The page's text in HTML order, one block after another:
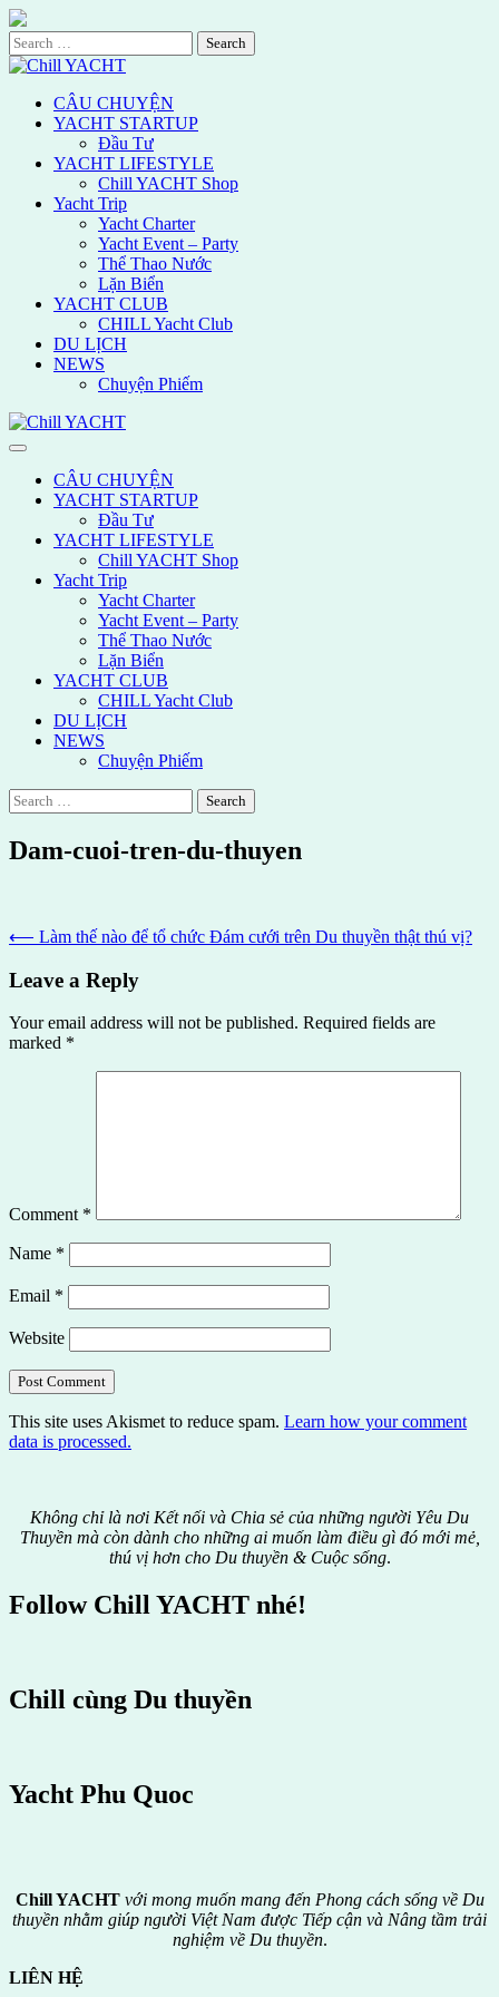
Skip
to
content
Search
for:
CÂU CHUYỆN
YACHT STARTUP
Đầu Tư
YACHT LIFESTYLE
Chill YACHT Shop
Yacht Trip
Yacht Charter
Yacht Event – Party
Thể Thao Nước
Lặn Biển
YACHT CLUB
CHILL Yacht Club
DU LỊCH
NEWS
Chuyện Phiếm
CÂU CHUYỆN
YACHT STARTUP
Đầu Tư
YACHT LIFESTYLE
Chill YACHT Shop
Yacht Trip
Yacht Charter
Yacht Event – Party
Thể Thao Nước
Lặn Biển
YACHT CLUB
CHILL Yacht Club
DU LỊCH
NEWS
Chuyện Phiếm
Search
for:
Dam-cuoi-tren-du-thuyen
Post
navigation
⟵ Làm thế nào để tổ chức Đám cưới trên Du thuyền thật thú vị?
Leave a Reply
Your email address will not be published. Required fields are
marked *
Comment *
Name *
Email *
Website
This site uses Akismet to reduce spam. Learn how your comment
data is processed.
Không chỉ là nơi Kết nối và Chia sẻ của những người Yêu Du
Thuyền mà còn dành cho những ai muốn làm điều gì đó mới mẻ,
thú vị hơn cho Du thuyền & Cuộc sống.
Follow Chill YACHT nhé!
Chill cùng Du thuyền
Yacht Phu Quoc
Chill YACHTvới mong muốn mang đến Phong cách sống về Du
thuyền nhằm giúp người Việt Nam được Tiếp cận và Nâng tầm trải
nghiệm về Du thuyền.
LIÊN HỆ